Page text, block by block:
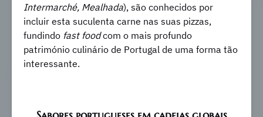
Intermarché, Mealhada), são conhecidos por
incluir esta suculenta carne nas suas pizzas,
fundindo fast foodcom o mais profundo
património culinário de Portugal de uma forma tão
interessante.